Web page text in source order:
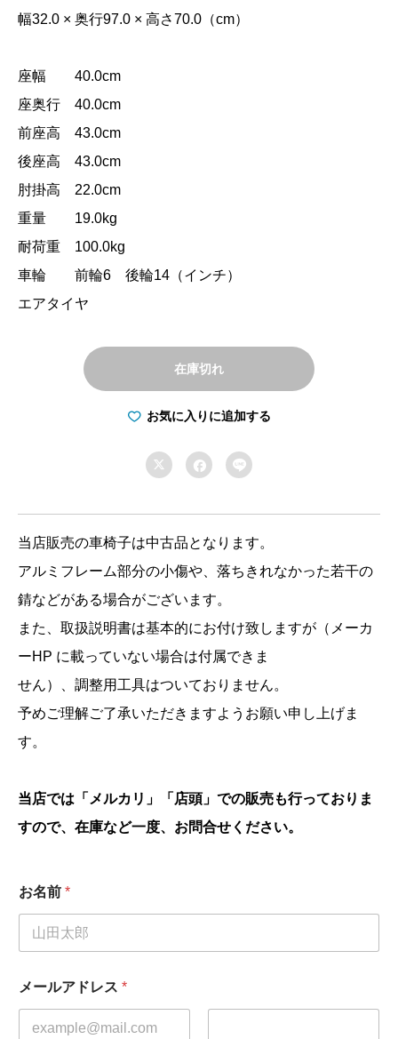
幅32.0 × 奥行97.0 × 高さ70.0（cm）
座幅 40.0cm
座奥行 40.0cm
前座高 43.0cm
後座高 43.0cm
肘掛高 22.0cm
重量 19.0kg
耐荷重 100.0kg
車輪 前輪6 後輪14（インチ）
エアタイヤ
在庫切れ
お気に入りに追加する
  
当店販売の車椅子は中古品となります。
アルミフレーム部分の小傷や、落ちきれなかった若干の
錆などがある場合がございます。
また、取扱説明書は基本的にお付け致しますが（メーカ
ーHP に載っていない場合は付属できま
せん）、調整用工具はついておりません。
予めご理解ご了承いただきますようお願い申し上げま
す。
当店では「メルカリ」「店頭」での販売も行っておりま
すので、在庫など一度、お問合せください。
お名前 *
メールアドレス *